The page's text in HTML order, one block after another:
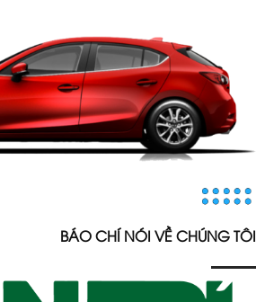
BÁO CHÍ NÓI VỀ CHÚNG TÔI